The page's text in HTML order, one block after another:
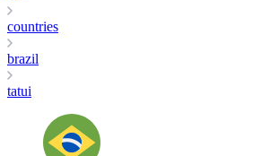
countries
brazil
tatui